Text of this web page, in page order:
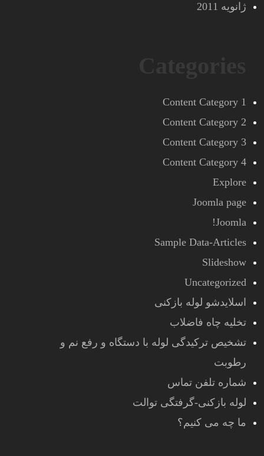
ژانویه 2011
Content Category 1
Content Category 2
Content Category 3
Content Category 4
Explore
Joomla page
Joomla!
Sample Data-Articles
Slideshow
Uncategorized
اسلایدشو لوله بازکنی
تخلیه چاه فاضلاب
تشخیص ترکیدگی لوله با دستگاه و رفع نم و
رطوبت
شماره تلفن تماس
لوله بازکنی-گرفتگی توالت
ما چه می کنیم؟